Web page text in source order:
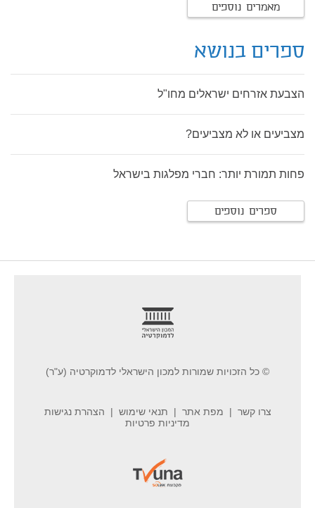
מאמרים נוספים
ספרים בנושא
הצבעת אזרחים ישראלים מחו"ל
מצביעים או לא מצביעים?
פחות תמורת יותר: חברי מפלגות בישראל
ספרים נוספים
© כל הזכויות שמורות למכון הישראלי לדמוקרטיה (ע"ר)
צרו קשר מפת אתר תנאי שימוש
הצהרת נגישות
מדיניות פרטיות